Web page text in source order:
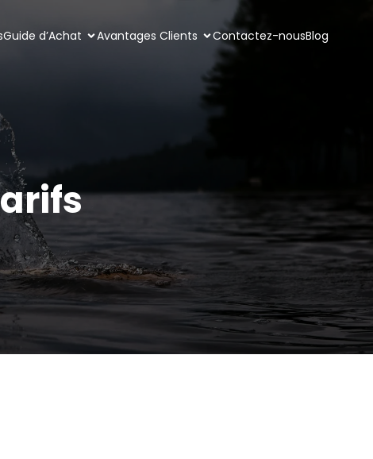
Guide d’Achat Avantages Clients Contactez-nousBlog